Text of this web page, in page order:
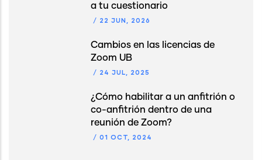
a tu cuestionario
/ 22 JUN, 2026
Cambios en las licencias de
Zoom UB
/ 24 JUL, 2025
¿Cómo habilitar a un anfitrión o
co-anfitrión dentro de una
reunión de Zoom?
/ 01 OCT, 2024